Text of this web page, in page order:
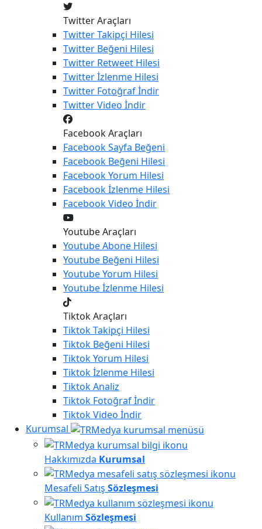
Twitter Araçları
TwitterTakipçi Hilesi
Twitter Beğeni Hilesi
Twitter Retweet Hilesi
Twitterİzlenme Hilesi
Twitter Fotoğraf İndir
TwitterVideo İndir
Facebook Araçları
FacebookSayfa Beğeni
Facebook Beğeni Hilesi
FacebookYorum Hilesi
Facebookİzlenme Hilesi
FacebookVideo İndir
Youtube Araçları
YoutubeAbone Hilesi
Youtube Beğeni Hilesi
YoutubeYorum Hilesi
Youtubeİzlenme Hilesi
Tiktok Araçları
TiktokTakipçi Hilesi
Tiktok Beğeni Hilesi
TiktokYorum Hilesi
Tiktokİzlenme Hilesi
TiktokAnaliz
Tiktok Fotoğraf İndir
TiktokVideo İndir
Kurumsal
Hakkımızda Kurumsal
Mesafeli Satış Sözleşmesi
Kullanım Sözleşmesi